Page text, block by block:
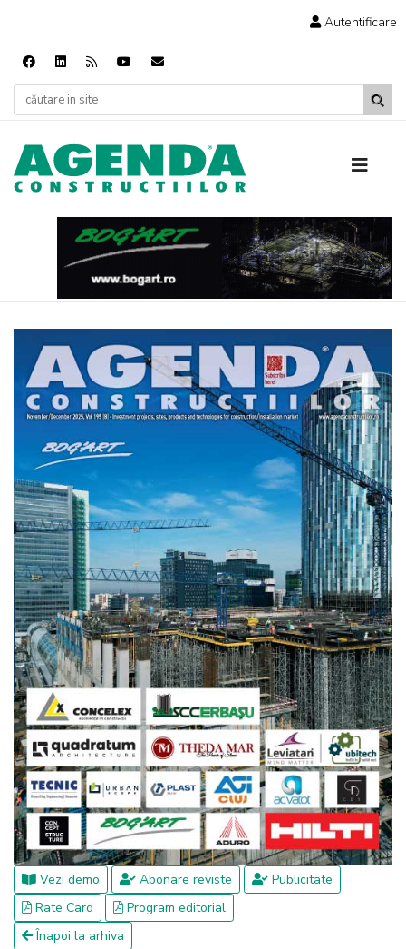
Autentificare
Vezi demo Abonare reviste
Publicitate
Rate Card
Program editorial
Înapoi la arhiva